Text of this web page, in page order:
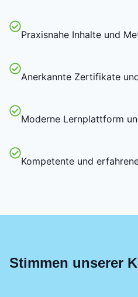
Praxisnahe Inhalte und
Anerkannte Zertifikate
Moderne Lernplattform
Kompetente und
Stimmen unserer